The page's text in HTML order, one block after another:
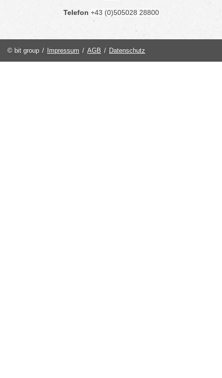
Telefon +43 (0)505028 28800
© bit group / Impressum / AGB / Datenschutz